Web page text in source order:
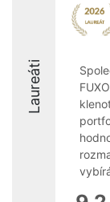
Laureáti